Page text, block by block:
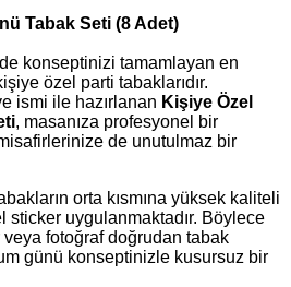
Tabak Seti (8 Adet)
konseptinizi tamamlayan en
özel parti tabaklarıdır.
ismi ile hazırlanan Kişiye Özel
, masanıza profesyonel bir
de unutulmaz bir
orta kısmına yüksek kaliteli
sticker uygulanmaktadır. Böylece
fotoğraf doğrudan tabak
günü konseptinizle kusursuz bir